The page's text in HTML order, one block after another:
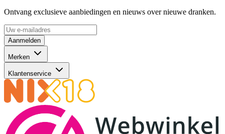
Ontvang exclusieve aanbiedingen en nieuws over nieuwe dranken.
Aanmelden
Merken
Klantenservice